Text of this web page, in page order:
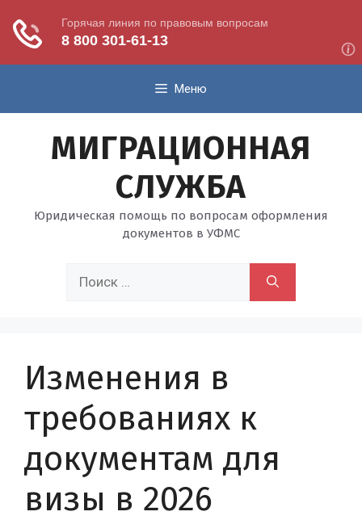
содержимому
Меню
МИГРАЦИОННАЯ
СЛУЖБА
Юридическая помощь по вопросам оформления
документов в УФМС
Изменения в
требованиях к
документам для
визы в 2026